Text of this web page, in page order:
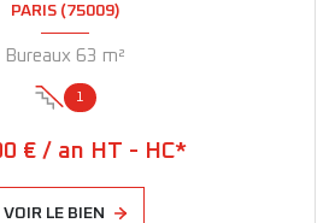
PARIS (75009)
Bureaux 63 m²
1
€ / an HT - HC*
VOIR LE BIEN